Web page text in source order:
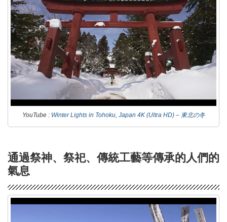
YouTube : Winter Lights in Tohoku, Japan 4K (Ultra HD) – 東北の冬
通過祭神、祭祀、傳統工藝等傳承的人們的
氣息